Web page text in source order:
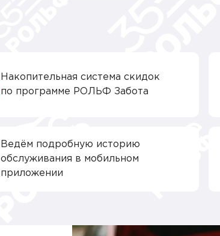
Накопительная система скидок
по программе РОЛЬФ Забота
Ведём подробную историю
обслуживания в мобильном
приложении